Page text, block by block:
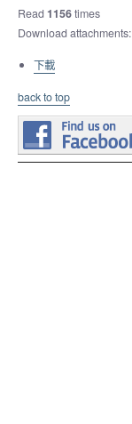
Read1156times
Download attachments:
下載
back to top